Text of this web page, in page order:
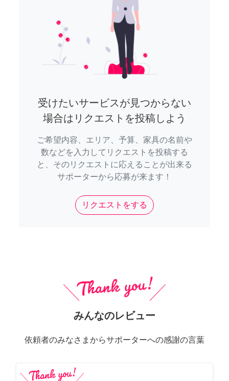
受けたいサービスが見つからない
場合はリクエストを投稿しよう
ご希望内容、エリア、予算、家具の名前や
数などを入力してリクエストを投稿する
と、そのリクエストに応えることが出来る
サポーターから応募が来ます！
リクエストをする
みんなのレビュー
依頼者のみなさまからサポーターへの感謝の言葉